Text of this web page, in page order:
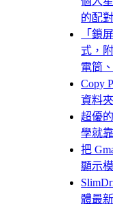
的配
「鎖
式，
電筒
Copy
資料
超優
學就
把
顯示
體最